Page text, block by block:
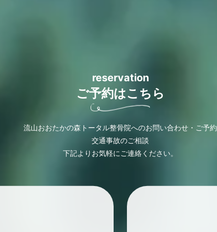
reservation
ご予約はこちら
流山おおたかの森トータル整骨院へのお問い合わせ・ご予約
交通事故のご相談
下記よりお気軽にご連絡ください。